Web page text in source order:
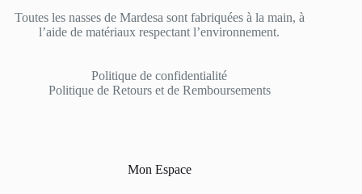
Toutes les nasses de Mardesa sont fabriquées à la main, à
l’aide de matériaux respectant l’environnement.
Politique de confidentialité
Politique de Retours et de Remboursements
Mon Espace